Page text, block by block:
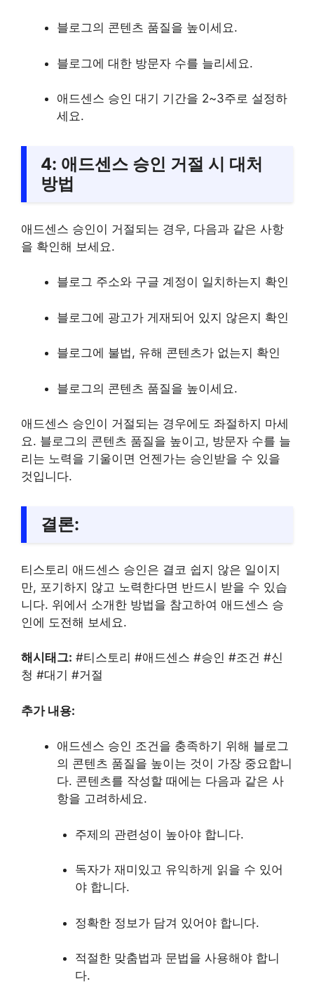
블로그의 콘텐츠 품질을 높이세요.
블로그에 대한 방문자 수를 늘리세요.
애드센스 승인 대기 기간을 2~3주로 설정하
세요.
4: 애드센스 승인 거절 시 대처
방법
애드센스 승인이 거절되는 경우, 다음과 같은 사항
을 확인해 보세요.
블로그 주소와 구글 계정이 일치하는지 확인
블로그에 광고가 게재되어 있지 않은지 확인
블로그에 불법, 유해 콘텐츠가 없는지 확인
블로그의 콘텐츠 품질을 높이세요.
애드센스 승인이 거절되는 경우에도 좌절하지 마세
요. 블로그의 콘텐츠 품질을 높이고, 방문자 수를 늘
리는 노력을 기울이면 언젠가는 승인받을 수 있을
것입니다.
결론:
티스토리 애드센스 승인은 결코 쉽지 않은 일이지
만, 포기하지 않고 노력한다면 반드시 받을 수 있습
니다. 위에서 소개한 방법을 참고하여 애드센스 승
인에 도전해 보세요.
해시태그: #티스토리 #애드센스 #승인 #조건 #신
청 #대기 #거절
추가 내용:
애드센스 승인 조건을 충족하기 위해 블로그
의 콘텐츠 품질을 높이는 것이 가장 중요합니
다. 콘텐츠를 작성할 때에는 다음과 같은 사
항을 고려하세요.
주제의 관련성이 높아야 합니다.
독자가 재미있고 유익하게 읽을 수 있어
야 합니다.
정확한 정보가 담겨 있어야 합니다.
적절한 맞춤법과 문법을 사용해야 합니
다.